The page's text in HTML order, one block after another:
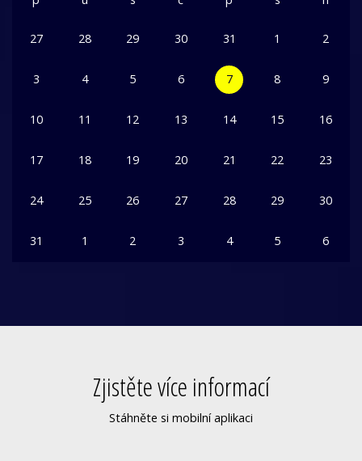
27 28 29 30 31 1 2
3 4 5 6 7 8 9
10 11 12 13 14 15 16
17 18 19 20 21 22 23
24 25 26 27 28 29 30
31 1 2 3 4 5 6
Zjistěte více informací
Stáhněte si mobilní aplikaci